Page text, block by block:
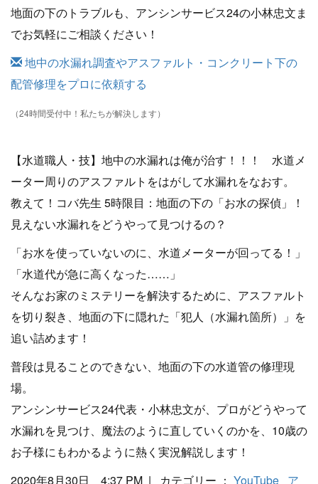
地面の下のトラブルも、アンシンサービス24の小林忠文ま
でお気軽にご相談ください！
地中の水漏れ調査やアスファルト・コンクリート下の
配管修理をプロに依頼する
（24時間受付中！私たちが解決します）
【水道職人・技】地中の水漏れは俺が治す！！！ 水道メ
ーター周りのアスファルトをはがして水漏れをなおす。
教えて！コバ先生 5時限目：地面の下の「お水の探偵」！
見えない水漏れをどうやって見つけるの？
「お水を使っていないのに、水道メーターが回ってる！」
「水道代が急に高くなった……」
そんなお家のミステリーを解決するために、アスファルト
を切り裂き、地面の下に隠れた「犯人（水漏れ箇所）」を
追い詰めます！
普段は見ることのできない、地面の下の水道管の修理現
場。
アンシンサービス24代表・小林忠文が、プロがどうやって
水漏れを見つけ、魔法のように直していくのかを、10歳の
お子様にもわかるように熱く実況解説します！
2020年8月30日 4:37 PM | カテゴリー ： YouTube ア